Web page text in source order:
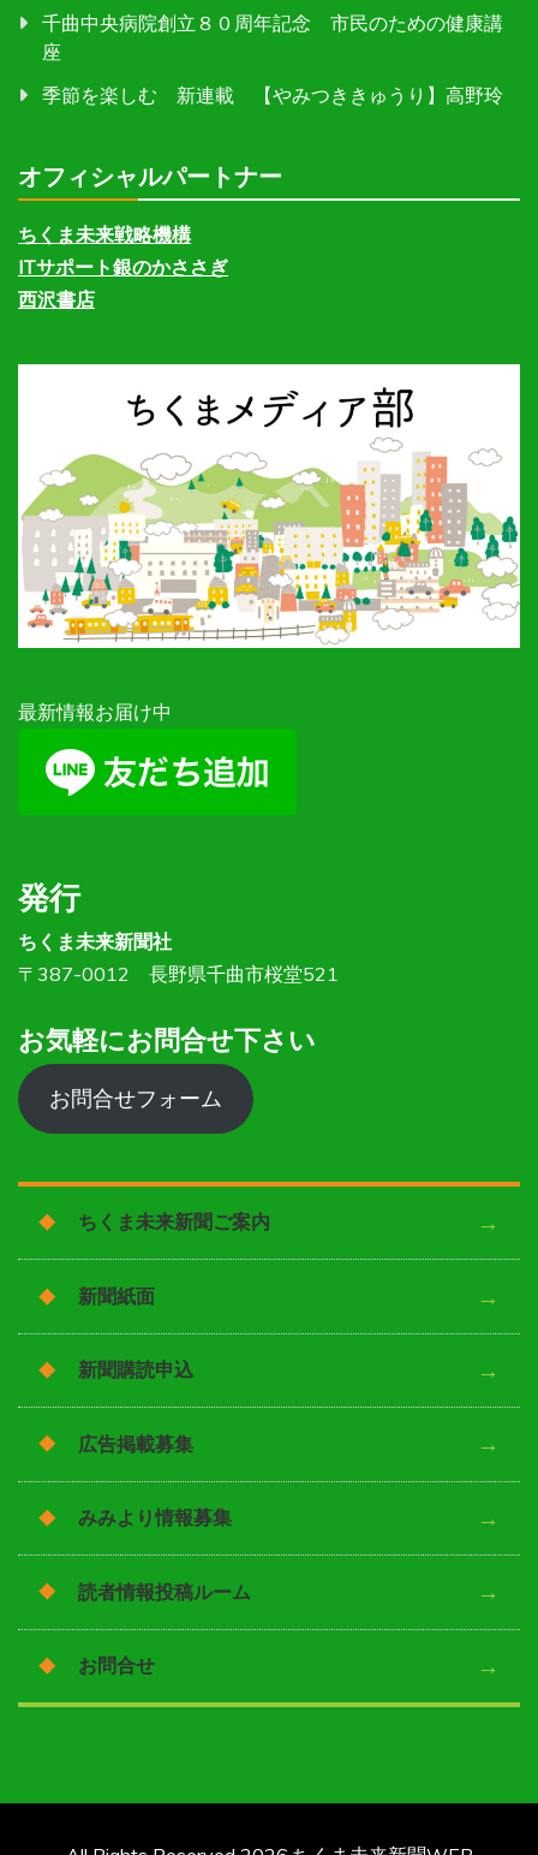
千曲中央病院創立８０周年記念 市民のための健康講
座
季節を楽しむ 新連載 【やみつききゅうり】高野玲
オフィシャルパートナー
ちくま未来戦略機構
ITサポート銀のかささぎ
西沢書店
最新情報お届け中
発行
ちくま未来新聞社
〒387-0012 長野県千曲市桜堂521
お気軽にお問合せ下さい
お問合せフォーム
ちくま未来新聞ご案内
新聞紙面
新聞購読申込
広告掲載募集
みみより情報募集
読者情報投稿ルーム
お問合せ